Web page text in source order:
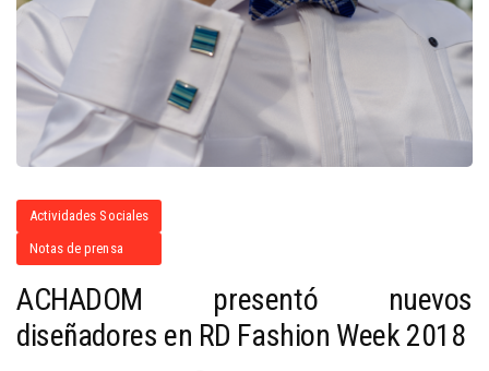
Actividades Sociales
Notas de prensa
ACHADOM presentó nuevos
diseñadores en RD Fashion Week 2018